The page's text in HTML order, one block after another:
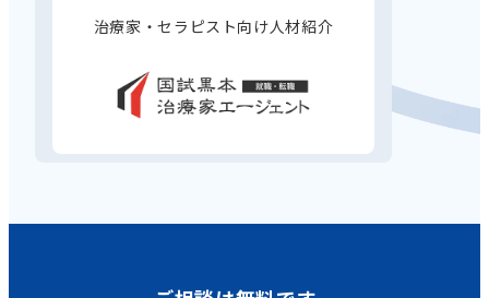
治療家・セラピスト向け人材紹介